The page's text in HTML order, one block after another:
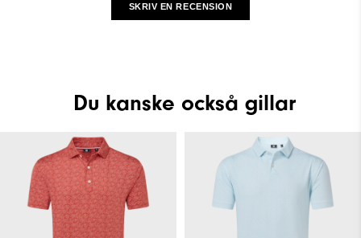
SKRIV EN RECENSION
Du kanske också gillar